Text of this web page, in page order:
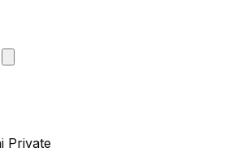
Private